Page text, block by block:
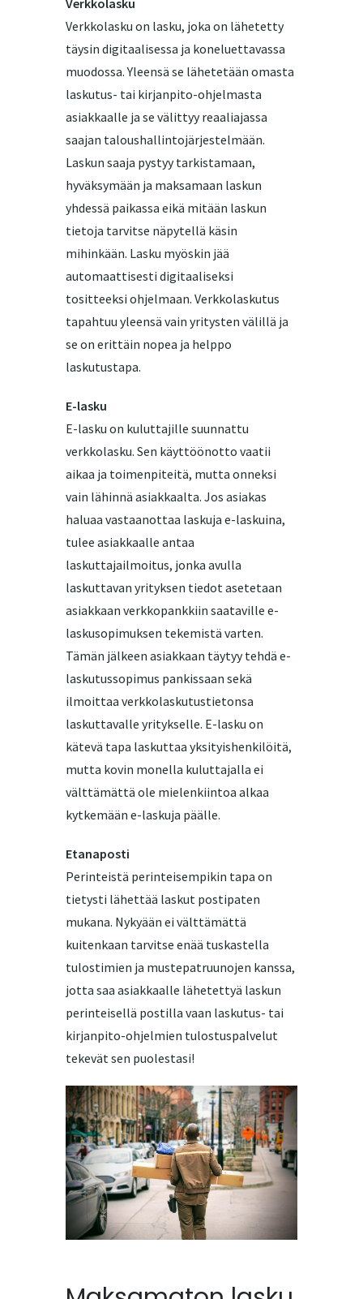
Verkkolasku on lasku, joka on lähetetty
täysin digitaalisessa ja koneluettavassa
muodossa. Yleensä se lähetetään omasta
laskutus- tai kirjanpito-ohjelmasta
asiakkaalle ja se välittyy reaaliajassa
saajan taloushallintojärjestelmään.
Laskun saaja pystyy tarkistamaan,
hyväksymään ja maksamaan laskun
yhdessä paikassa eikä mitään laskun
tietoja tarvitse näpytellä käsin
mihinkään. Lasku myöskin jää
automaattisesti digitaaliseksi
tositteeksi ohjelmaan. Verkkolaskutus
tapahtuu yleensä vain yritysten välillä ja
se on erittäin nopea ja helppo
laskutustapa.
E-lasku
E-lasku on kuluttajille suunnattu
verkkolasku. Sen käyttöönotto vaatii
aikaa ja toimenpiteitä, mutta onneksi
vain lähinnä asiakkaalta. Jos asiakas
haluaa vastaanottaa laskuja e-laskuina,
tulee asiakkaalle antaa
laskuttajailmoitus, jonka avulla
laskuttavan yrityksen tiedot asetetaan
asiakkaan verkkopankkiin saataville e-
laskusopimuksen tekemistä varten.
Tämän jälkeen asiakkaan täytyy tehdä e-
laskutussopimus pankissaan sekä
ilmoittaa verkkolaskutustietonsa
laskuttavalle yritykselle. E-lasku on
kätevä tapa laskuttaa yksityishenkilöitä,
mutta kovin monella kuluttajalla ei
välttämättä ole mielenkiintoa alkaa
kytkemään e-laskuja päälle.
Etanaposti
Perinteistä perinteisempikin tapa on
tietysti lähettää laskut postipaten
mukana. Nykyään ei välttämättä
kuitenkaan tarvitse enää tuskastella
tulostimien ja mustepatruunojen kanssa,
jotta saa asiakkaalle lähetettyä laskun
perinteisellä postilla vaan laskutus- tai
kirjanpito-ohjelmien tulostuspalvelut
tekevät sen puolestasi!